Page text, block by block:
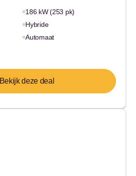
186 kW (253 pk)
Hybride
Automaat
Bekijk deze deal